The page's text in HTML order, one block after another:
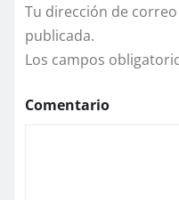
Tu dirección de
publicada.
Los campos
Comentario